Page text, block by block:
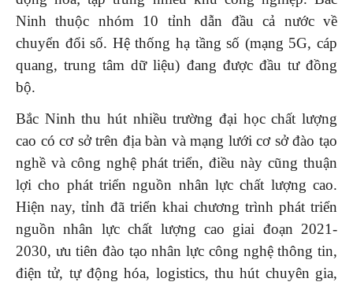
Ninh thuộc nhóm 10 tỉnh dẫn đầu cả nước về
chuyển đổi số. Hệ thống hạ tầng số (mạng 5G, cáp
quang, trung tâm dữ liệu) đang được đầu tư đồng
bộ.
Bắc Ninh thu hút nhiều trường đại học chất lượng
cao có cơ sở trên địa bàn và mạng lưới cơ sở đào tạo
nghề và công nghệ phát triển, điều này cũng thuận
lợi cho phát triển nguồn nhân lực chất lượng cao.
Hiện nay, tỉnh đã triển khai chương trình phát triển
nguồn nhân lực chất lượng cao giai đoạn 2021-
2030, ưu tiên đào tạo nhân lực công nghệ thông tin,
điện tử, tự động hóa, logistics, thu hút chuyên gia,